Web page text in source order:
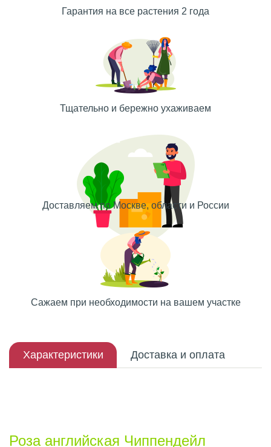
Гарантия на все растения 2 года
Тщательно и бережно ухаживаем
Доставляем по Москве, области и России
Сажаем при необходимости на вашем участке
Характеристики Доставка и оплата
Роза английская Чиппендейл